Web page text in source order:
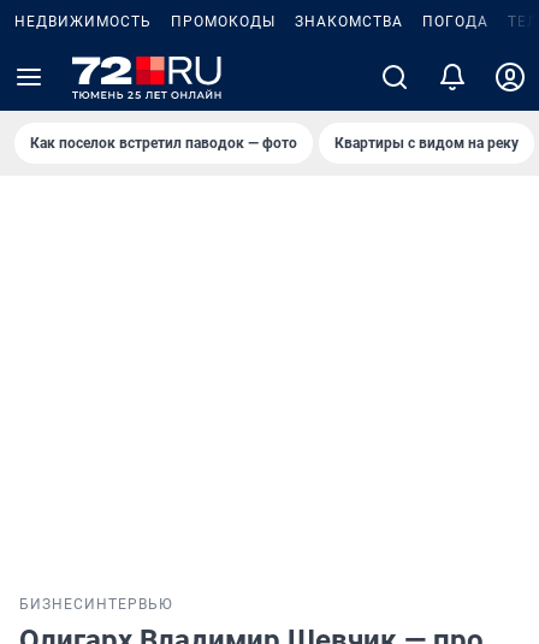
НЕДВИЖИМОСТЬ ПРОМОКОДЫ ЗНАКОМСТВА ПОГОДА
Как поселок встретил паводок — фото Квартиры с видом на реку
БИЗНЕС ИНТЕРВЬЮ